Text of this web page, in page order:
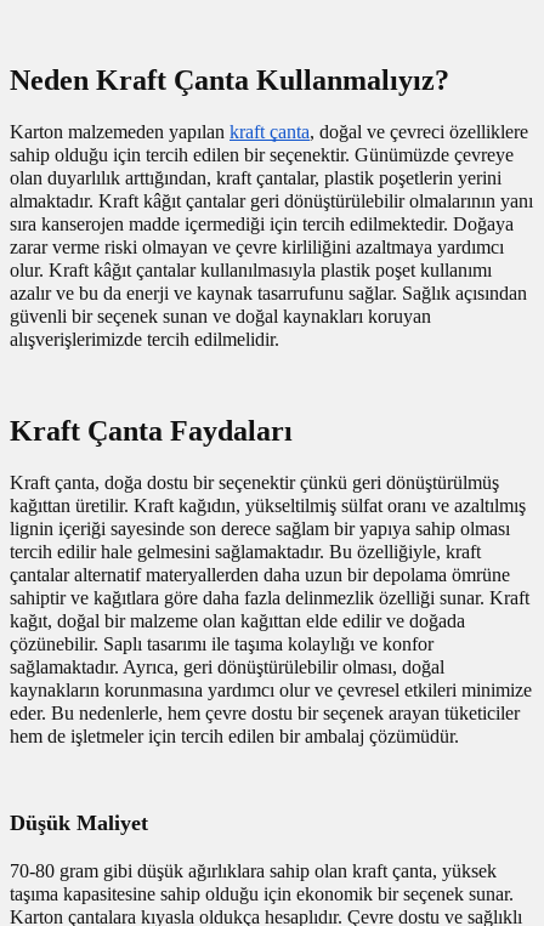
Neden Kraft Çanta Kullanmalıyız?
Karton malzemeden yapılan kraft çanta, doğal ve çevreci özelliklere
sahip olduğu için tercih edilen bir seçenektir. Günümüzde çevreye
olan duyarlılık arttığından, kraft çantalar, plastik poşetlerin yerini
almaktadır. Kraft kâğıt çantalar geri dönüştürülebilir olmalarının yanı
sıra kanserojen madde içermediği için tercih edilmektedir. Doğaya
zarar verme riski olmayan ve çevre kirliliğini azaltmaya yardımcı
olur. Kraft kâğıt çantalar kullanılmasıyla plastik poşet kullanımı
azalır ve bu da enerji ve kaynak tasarrufunu sağlar. Sağlık açısından
güvenli bir seçenek sunan ve doğal kaynakları koruyan
alışverişlerimizde tercih edilmelidir.
Kraft Çanta Faydaları
Kraft çanta, doğa dostu bir seçenektir çünkü geri dönüştürülmüş
kağıttan üretilir. Kraft kağıdın, yükseltilmiş sülfat oranı ve azaltılmış
lignin içeriği sayesinde son derece sağlam bir yapıya sahip olması
tercih edilir hale gelmesini sağlamaktadır. Bu özelliğiyle, kraft
çantalar alternatif materyallerden daha uzun bir depolama ömrüne
sahiptir ve kağıtlara göre daha fazla delinmezlik özelliği sunar. Kraft
kağıt, doğal bir malzeme olan kağıttan elde edilir ve doğada
çözünebilir. Saplı tasarımı ile taşıma kolaylığı ve konfor
sağlamaktadır. Ayrıca, geri dönüştürülebilir olması, doğal
kaynakların korunmasına yardımcı olur ve çevresel etkileri minimize
eder. Bu nedenlerle, hem çevre dostu bir seçenek arayan tüketiciler
hem de işletmeler için tercih edilen bir ambalaj çözümüdür.
Düşük Maliyet
70-80 gram gibi düşük ağırlıklara sahip olan kraft çanta, yüksek
taşıma kapasitesine sahip olduğu için ekonomik bir seçenek sunar.
Karton çantalara kıyasla oldukça hesaplıdır. Çevre dostu ve sağlıklı